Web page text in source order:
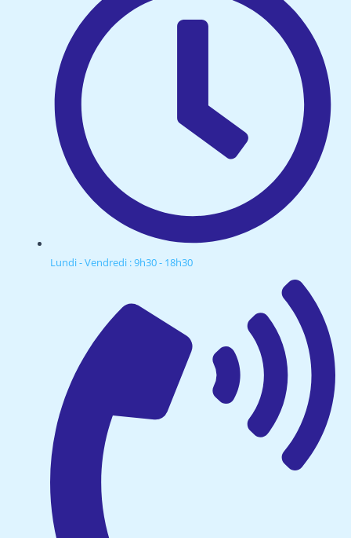
Lundi - Vendredi : 9h30 - 18h30